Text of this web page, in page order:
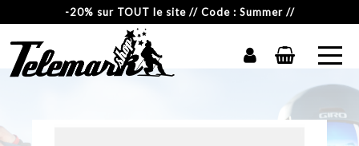
-20% sur TOUT le site // Code : Summer //